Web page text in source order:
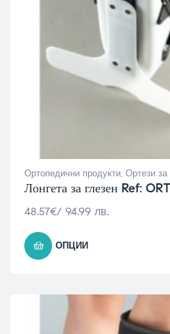
Ортопедични продукти, Ортези
Лонгета за глезен Ref:
48.57€/ 94.99 лв.
ОПЦИИ